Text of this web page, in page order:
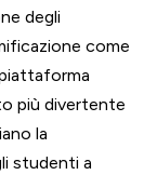
degli
come
più divertente
la
studenti a